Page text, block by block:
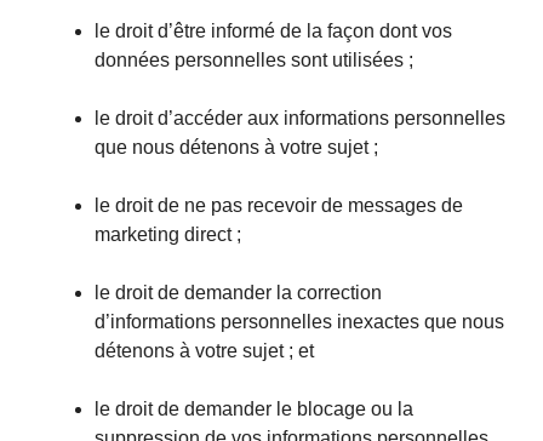
le droit d’être informé de la façon dont vos
données personnelles sont utilisées ;
le droit d’accéder aux informations personnelles
que nous détenons à votre sujet ;
le droit de ne pas recevoir de messages de
marketing direct ;
le droit de demander la correction
d’informations personnelles inexactes que nous
détenons à votre sujet ; et
le droit de demander le blocage ou la